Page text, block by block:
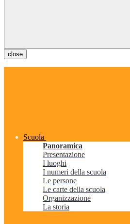
close
Scuola
Panoramica
Presentazione
I luoghi
I numeri della scuola
Le persone
Le carte della scuola
Organizzazione
La storia